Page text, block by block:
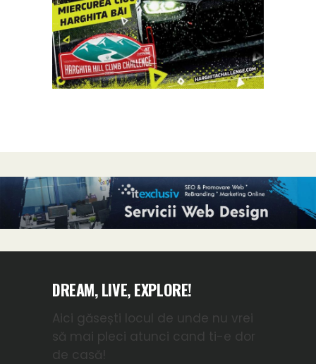
DREAM, LIVE, EXPLORE!
Aici găsești locul de unde nu vrei
să mai pleci atunci cand ti-e dor
de casă!